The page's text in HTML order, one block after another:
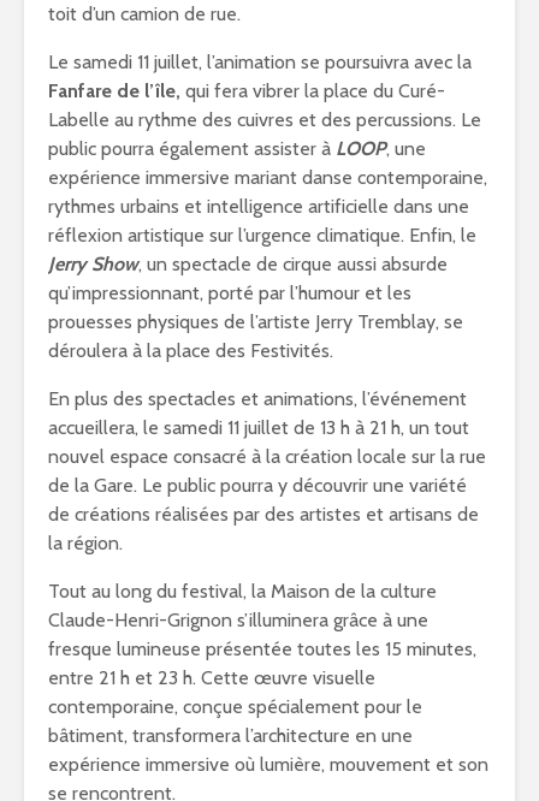
toit d’un camion de rue.
Le samedi 11 juillet, l’animation se poursuivra avec la
Fanfare de l’île, qui fera vibrer la place du Curé-
Labelle au rythme des cuivres et des percussions. Le
public pourra également assister à LOOP, une
expérience immersive mariant danse contemporaine,
rythmes urbains et intelligence artificielle dans une
réflexion artistique sur l’urgence climatique. Enfin, le
Jerry Show, un spectacle de cirque aussi absurde
qu’impressionnant, porté par l’humour et les
prouesses physiques de l’artiste Jerry Tremblay, se
déroulera à la place des Festivités.
En plus des spectacles et animations, l’événement
accueillera, le samedi 11 juillet de 13 h à 21 h, un tout
nouvel espace consacré à la création locale sur la rue
de la Gare. Le public pourra y découvrir une variété
de créations réalisées par des artistes et artisans de
la région.
Tout au long du festival, la Maison de la culture
Claude-Henri-Grignon s’illuminera grâce à une
fresque lumineuse présentée toutes les 15 minutes,
entre 21 h et 23 h. Cette œuvre visuelle
contemporaine, conçue spécialement pour le
bâtiment, transformera l’architecture en une
expérience immersive où lumière, mouvement et son
se rencontrent.